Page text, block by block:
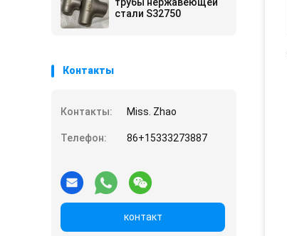
стали S32750
Контакты
Контакты: Miss. Zhao
Телефон: 86+15333273887
контакт